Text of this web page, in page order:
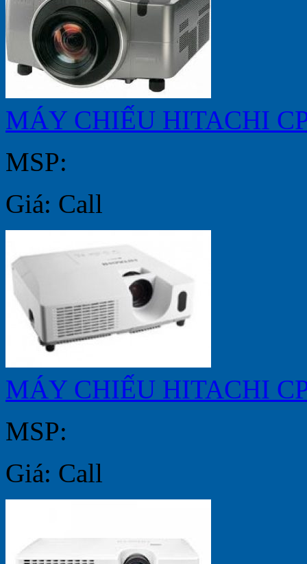
MÁY CHIẾU HITACHI
MSP:
Giá: Call
MÁY CHIẾU HITACHI
MSP:
Giá: Call